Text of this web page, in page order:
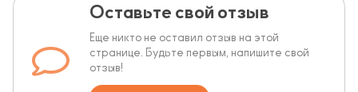
Оставьте свой отзыв
Еще никто не оставил отзыв на этой
странице. Будьте первым, напишите свой
отзыв!